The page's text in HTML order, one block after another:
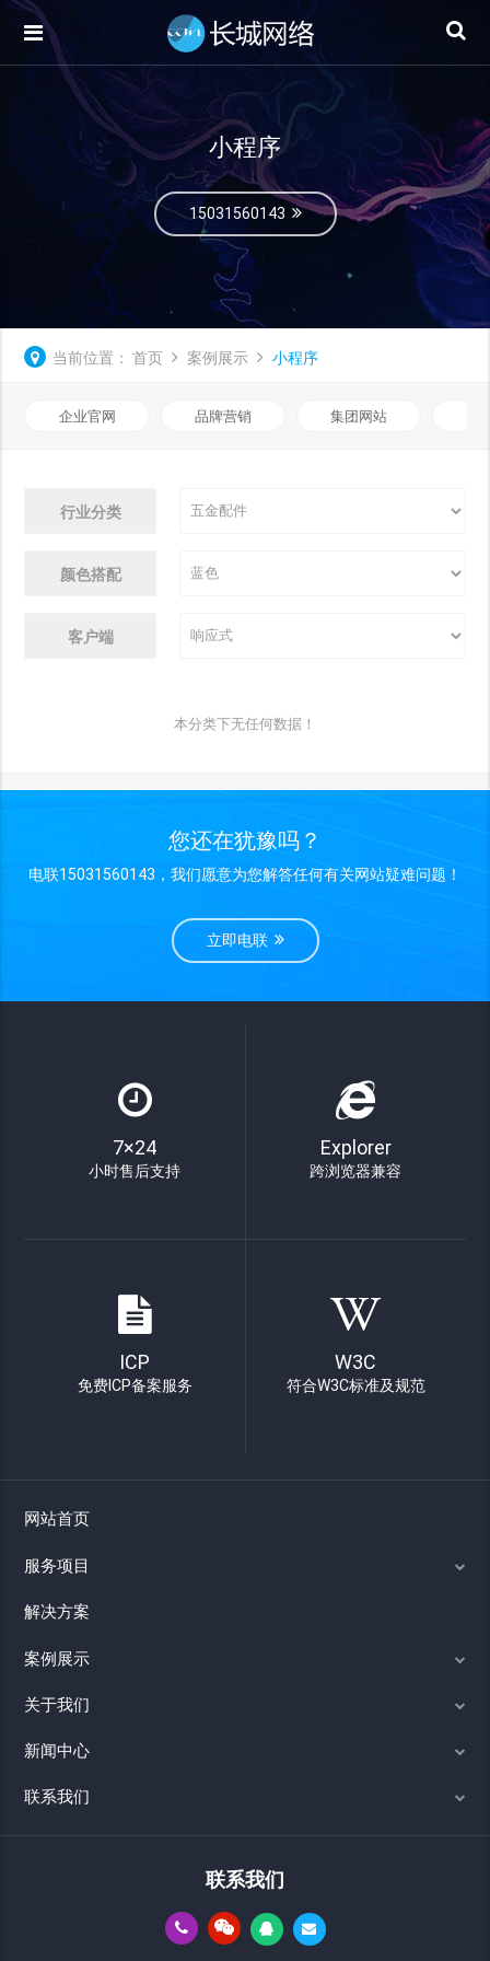
小程序
15031560143
当前位置： 首页 案例展示 小程序
企业官网 品牌营销 集团网站
行业分类
颜色搭配
客户端
本分类下无任何数据！
您还在犹豫吗？
电联15031560143，我们愿意为您解答任何有关网站疑难问题！
立即电联
7×24
小时售后支持
Explorer
跨浏览器兼容
ICP
免费ICP备案服务
W3C
符合W3C标准及规范
网站首页
服务项目
解决方案
案例展示
关于我们
新闻中心
联系我们
联系我们